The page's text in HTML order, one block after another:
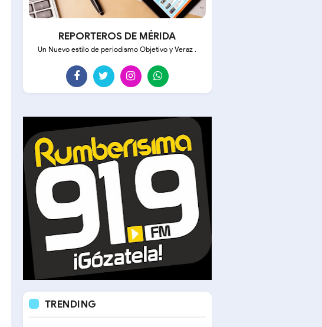
REPORTEROS DE MÉRIDA
Un Nuevo estilo de periodismo Objetivo y Veraz .
TRENDING